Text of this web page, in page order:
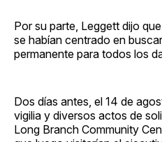
Por su parte, Leggett dijo
se habían centrado en
permanente para todos los
Dos días antes, el 14 de
vigilia y diversos actos de
Long Branch Community